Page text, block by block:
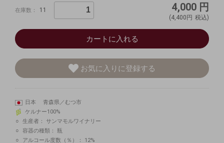
在庫数： 11 4,000 円
(4,400円 税込)
カートに入れる
お気に入りに登録する
日本 青森県／むつ市
ケルナー100%
生産者：
サンマモルワイナリー
容器の種類：
瓶
アルコール度数（％）：
12%